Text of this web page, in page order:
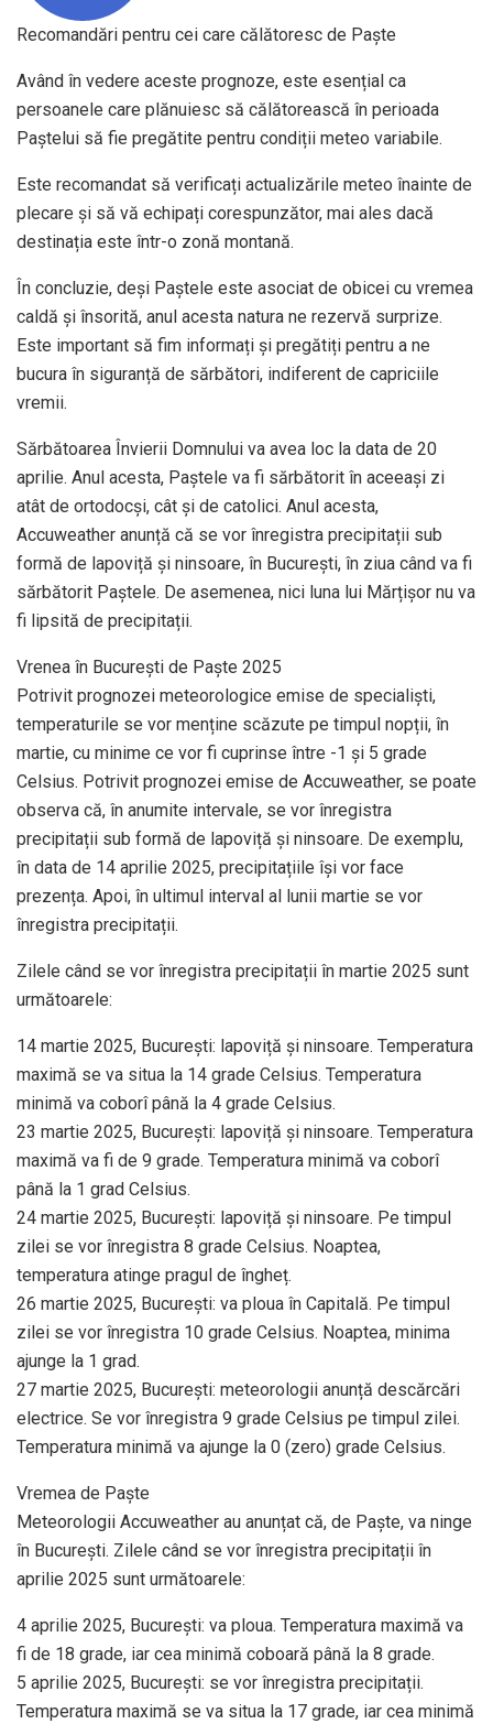
Recomandări pentru cei care călătoresc de Paște
Având în vedere aceste prognoze, este esențial ca
persoanele care plănuiesc să călătorească în perioada
Paștelui să fie pregătite pentru condiții meteo variabile.
Este recomandat să verificați actualizările meteo înainte de
plecare și să vă echipați corespunzător, mai ales dacă
destinația este într-o zonă montană.
În concluzie, deși Paștele este asociat de obicei cu vremea
caldă și însorită, anul acesta natura ne rezervă surprize.
Este important să fim informați și pregătiți pentru a ne
bucura în siguranță de sărbători, indiferent de capriciile
vremii.
Sărbătoarea Învierii Domnului va avea loc la data de 20
aprilie. Anul acesta, Paștele va fi sărbătorit în aceeași zi
atât de ortodocși, cât și de catolici. Anul acesta,
Accuweather anunță că se vor înregistra precipitații sub
formă de lapoviță și ninsoare, în București, în ziua când va fi
sărbătorit Paștele. De asemenea, nici luna lui Mărțișor nu va
fi lipsită de precipitații.
Vrenea în București de Paște 2025
Potrivit prognozei meteorologice emise de specialiști,
temperaturile se vor menține scăzute pe timpul nopții, în
martie, cu minime ce vor fi cuprinse între -1 și 5 grade
Celsius. Potrivit prognozei emise de Accuweather, se poate
observa că, în anumite intervale, se vor înregistra
precipitații sub formă de lapoviță și ninsoare. De exemplu,
în data de 14 aprilie 2025, precipitațiile își vor face
prezența. Apoi, în ultimul interval al lunii martie se vor
înregistra precipitații.
Zilele când se vor înregistra precipitații în martie 2025 sunt
următoarele:
14 martie 2025, București: lapoviță și ninsoare. Temperatura
maximă se va situa la 14 grade Celsius. Temperatura
minimă va coborî până la 4 grade Celsius.
23 martie 2025, București: lapoviță și ninsoare. Temperatura
maximă va fi de 9 grade. Temperatura minimă va coborî
până la 1 grad Celsius.
24 martie 2025, București: lapoviță și ninsoare. Pe timpul
zilei se vor înregistra 8 grade Celsius. Noaptea,
temperatura atinge pragul de îngheț.
26 martie 2025, București: va ploua în Capitală. Pe timpul
zilei se vor înregistra 10 grade Celsius. Noaptea, minima
ajunge la 1 grad.
27 martie 2025, București: meteorologii anunță descărcări
electrice. Se vor înregistra 9 grade Celsius pe timpul zilei.
Temperatura minimă va ajunge la 0 (zero) grade Celsius.
Vremea de Paște
Meteorologii Accuweather au anunțat că, de Paște, va ninge
în București. Zilele când se vor înregistra precipitații în
aprilie 2025 sunt următoarele:
4 aprilie 2025, București: va ploua. Temperatura maximă va
fi de 18 grade, iar cea minimă coboară până la 8 grade.
5 aprilie 2025, București: se vor înregistra precipitații.
Temperatura maximă se va situa la 17 grade, iar cea minimă